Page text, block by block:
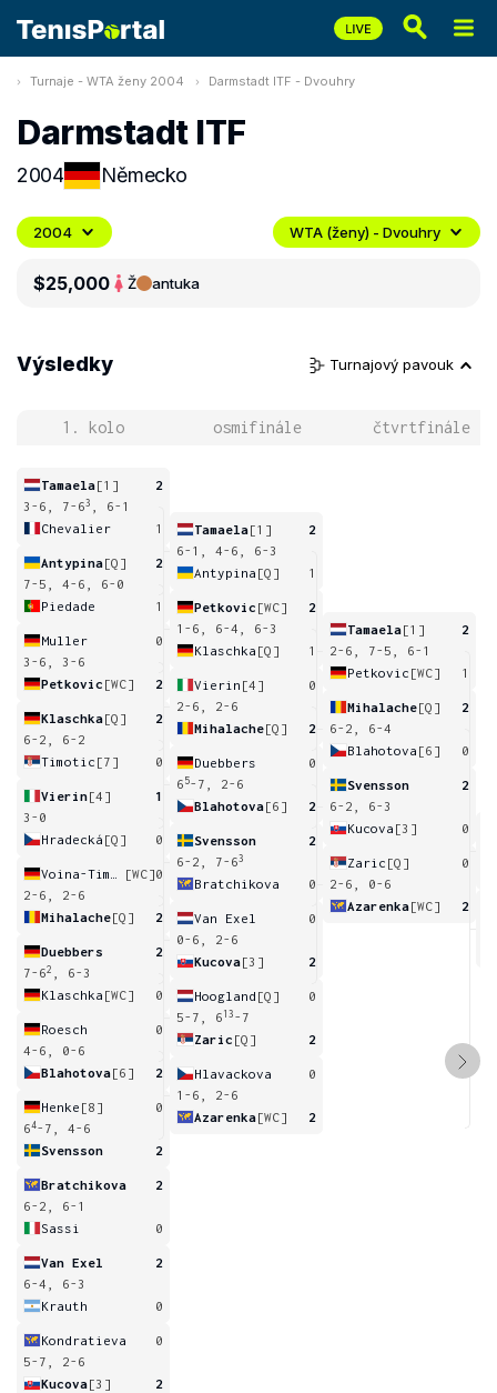
Turnaje - WTA ženy 2004 Darmstadt ITF - Dvouhry
Darmstadt ITF
2004 Německo
2004 WTA (ženy) - Dvouhry
$25,000 Ž antuka
Výsledky Turnajový pavouk
1. kolo osmifinále čtvrtfinále
Tamaela[1]
2
3-6, 7-63
, 6-1
Chevalier
1
Antypina[Q]
2
7-5, 4-6, 6-0
Piedade
1
Muller
0
3-6, 3-6
Petkovic [WC] 2
Klaschka[Q]
2
6-2, 6-2
Timotic [7] 0
Vierin[4]
1
3-0
Hradecká [Q] 0
[WC]0
2-6, 2-6
Mihalache[Q] 2
Duebbers
2
7-62
, 6-3
Klaschka [WC] 0
Roesch
0
4-6, 0-6
Blahotova[6] 2
Henke [8]
0
64-7, 4-6
Svensson
2
Bratchikova
2
6-2, 6-1
Sassi
0
Van Exel
2
6-4, 6-3
Krauth
0
Kondratieva
0
5-7, 2-6
Kucova[3] 2
Tamaela[1]
2
6-1, 4-6, 6-3
Antypina [Q] 1
Petkovic [WC]
2
1-6, 6-4, 6-3
Klaschka [Q] 1
Vierin [4]
0
2-6, 2-6
Mihalache[Q] 2
Duebbers
0
6 5-7, 2-6
Blahotova[6] 2
Svensson
2
6-2, 7-63
Bratchikova 0
Van Exel
0
0-6, 2-6
Kucova[3] 2
Hoogland [Q]
0
5-7, 6 13 -7
Zaric [Q] 2
Hlavackova
0
1-6, 2-6
Azarenka[WC] 2
Tamaela[1]
2
2-6, 7-5, 6-1
Petkovic [WC] 1
Mihalache[Q]
2
6-2, 6-4
Blahotova [6] 0
Svensson
2
6-2, 6-3
Kucova [3] 0
Zaric [Q]
0
2-6, 0-6
Azarenka[WC] 2